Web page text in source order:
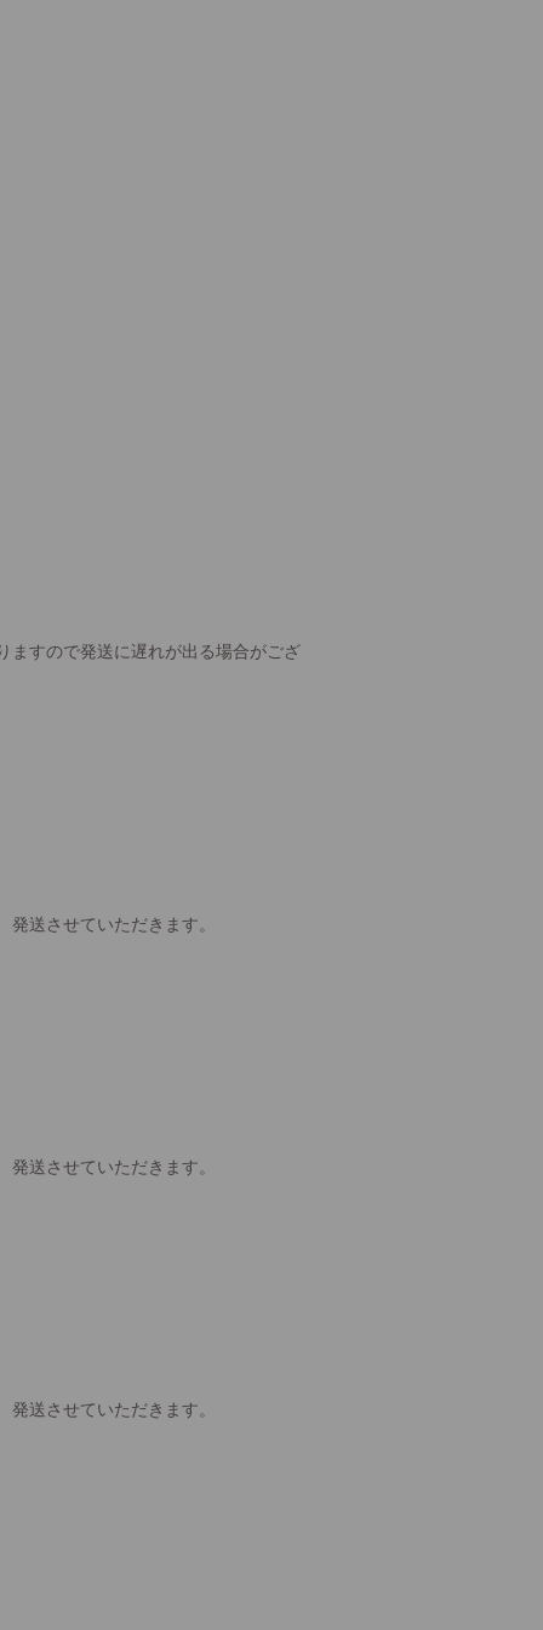
ますので発送に遅れが出る場合がござ
送させていただきます。
送させていただきます。
送させていただきます。